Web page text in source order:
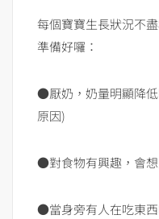
每個寶寶生長狀況不
準備好囉：
●厭奶，奶量明顯降
原因)
●對食物有興趣，會
●當身旁有人在吃東